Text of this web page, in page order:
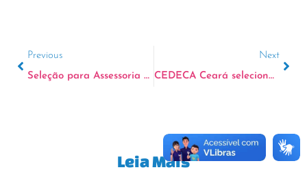
Previous
Seleção para Assessoria Comunitária
Next
CEDECA Ceará seleciona para estágio em Serviço Social
Leia Mais